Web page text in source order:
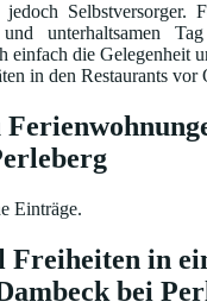
Selbstversorger.
und unterhaltsamen
einfach die Gelegenheit
in den Restaurants vor
Einträge.
in
bei